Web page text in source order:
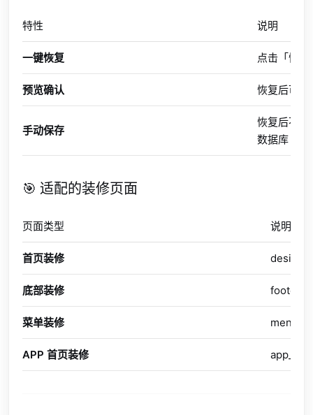
特性 说明
一键恢复 点击「恢
预览确认 恢复后可在
手动保存
恢复后不会
数据库
🎯 适配的装修页面
页面类型 说明
首页装修 design
底部装修 footer（
菜单装修 menu（
APP 首页装修